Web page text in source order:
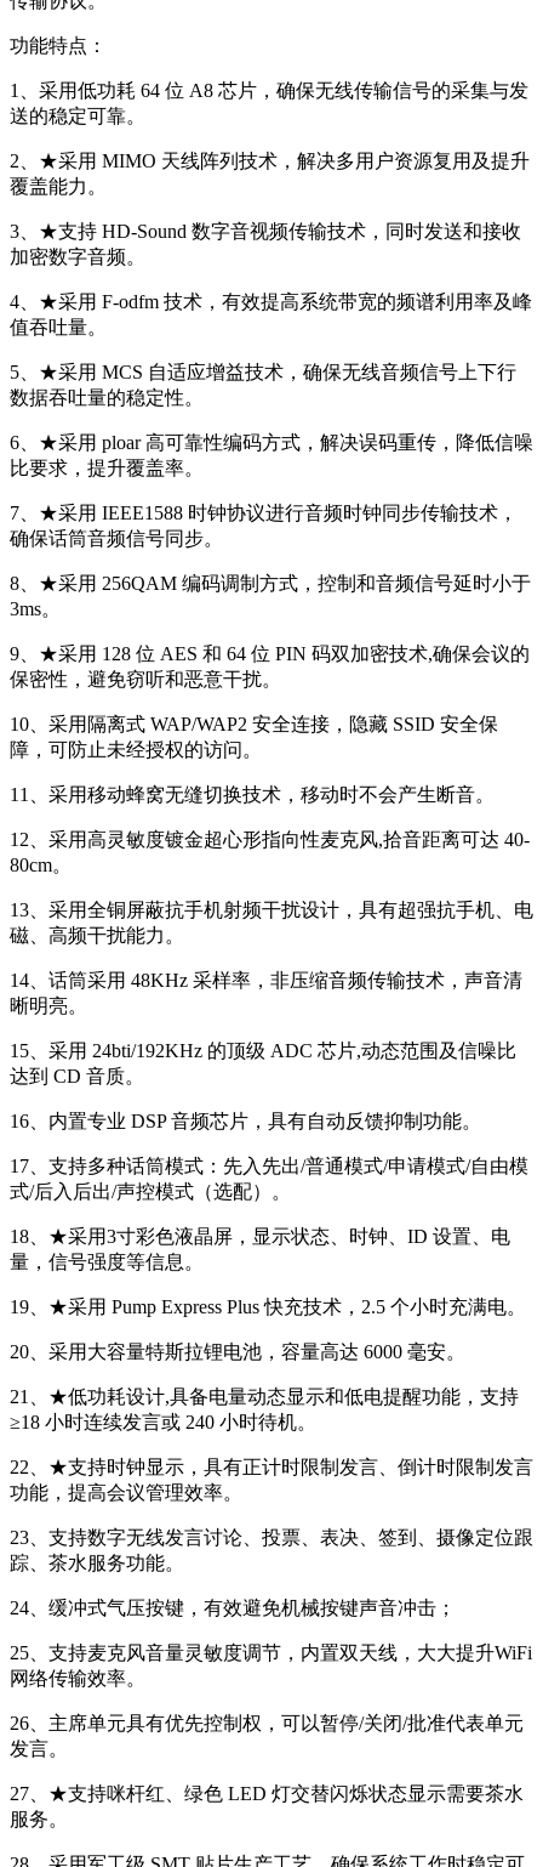
功能特点：
1、采用低功耗 64 位 A8 芯片，确保无线传输信号的采集与发
送的稳定可靠。
2、★采用 MIMO 天线阵列技术，解决多用户资源复用及提升
覆盖能力。
3、★支持 HD-Sound 数字音视频传输技术，同时发送和接收
加密数字音频。
4、★采用 F-odfm 技术，有效提高系统带宽的频谱利用率及峰
值吞吐量。
5、★采用 MCS 自适应增益技术，确保无线音频信号上下行
数据吞吐量的稳定性。
6、★采用 ploar 高可靠性编码方式，解决误码重传，降低信噪
比要求，提升覆盖率。
7、★采用 IEEE1588 时钟协议进行音频时钟同步传输技术，
确保话筒音频信号同步。
8、★采用 256QAM 编码调制方式，控制和音频信号延时小于
3ms。
9、★采用 128 位 AES 和 64 位 PIN 码双加密技术,确保会议的
保密性，避免窃听和恶意干扰。
10、采用隔离式 WAP/WAP2 安全连接，隐藏 SSID 安全保
障，可防止未经授权的访问。
11、采用移动蜂窝无缝切换技术，移动时不会产生断音。
12、采用高灵敏度镀金超心形指向性麦克风,拾音距离可达 40-
80cm。
13、采用全铜屏蔽抗手机射频干扰设计，具有超强抗手机、电
磁、高频干扰能力。
14、话筒采用 48KHz 采样率，非压缩音频传输技术，声音清
晰明亮。
15、采用 24bti/192KHz 的顶级 ADC 芯片,动态范围及信噪比
达到 CD 音质。
16、内置专业 DSP 音频芯片，具有自动反馈抑制功能。
17、支持多种话筒模式：先入先出/普通模式/申请模式/自由模
式/后入后出/声控模式（选配）。
18、★采用3寸彩色液晶屏，显示状态、时钟、ID 设置、电
量，信号强度等信息。
19、★采用 Pump Express Plus 快充技术，2.5 个小时充满电。
20、采用大容量特斯拉锂电池，容量高达 6000 毫安。
21、★低功耗设计,具备电量动态显示和低电提醒功能，支持
≥18 小时连续发言或 240 小时待机。
22、★支持时钟显示，具有正计时限制发言、倒计时限制发言
功能，提高会议管理效率。
23、支持数字无线发言讨论、投票、表决、签到、摄像定位跟
踪、茶水服务功能。
24、缓冲式气压按键，有效避免机械按键声音冲击；
25、支持麦克风音量灵敏度调节，内置双天线，大大提升WiFi
网络传输效率。
26、主席单元具有优先控制权，可以暂停/关闭/批准代表单元
发言。
27、★支持咪杆红、绿色 LED 灯交替闪烁状态显示需要茶水
服务。